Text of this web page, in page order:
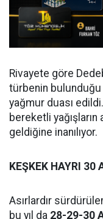
Rivayete göre
türbenin bulunduğu
yağmur duası
bereketli yağışların
geldiğine inanılıyor.
KEŞKEK HAYRI 30
Asırlardır
bu yıl da 28-29-30